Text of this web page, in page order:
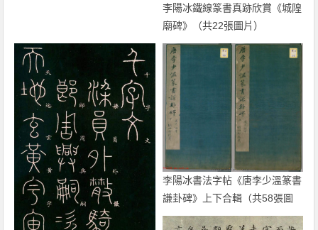
李陽冰鐵線篆書真跡欣賞《城隍
廟碑》（共22張圖片）
李陽冰書法字帖《唐李少溫篆書
謙卦碑》上下合輯（共58張圖
片）